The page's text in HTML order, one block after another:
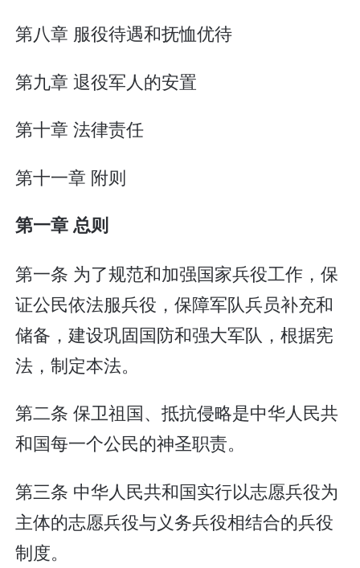
第八章 服役待遇和抚恤优待
第九章 退役军人的安置
第十章 法律责任
第十一章 附则
第一章 总则
第一条 为了规范和加强国家兵役工作，保
证公民依法服兵役，保障军队兵员补充和
储备，建设巩固国防和强大军队，根据宪
法，制定本法。
第二条 保卫祖国、抵抗侵略是中华人民共
和国每一个公民的神圣职责。
第三条 中华人民共和国实行以志愿兵役为
主体的志愿兵役与义务兵役相结合的兵役
制度。